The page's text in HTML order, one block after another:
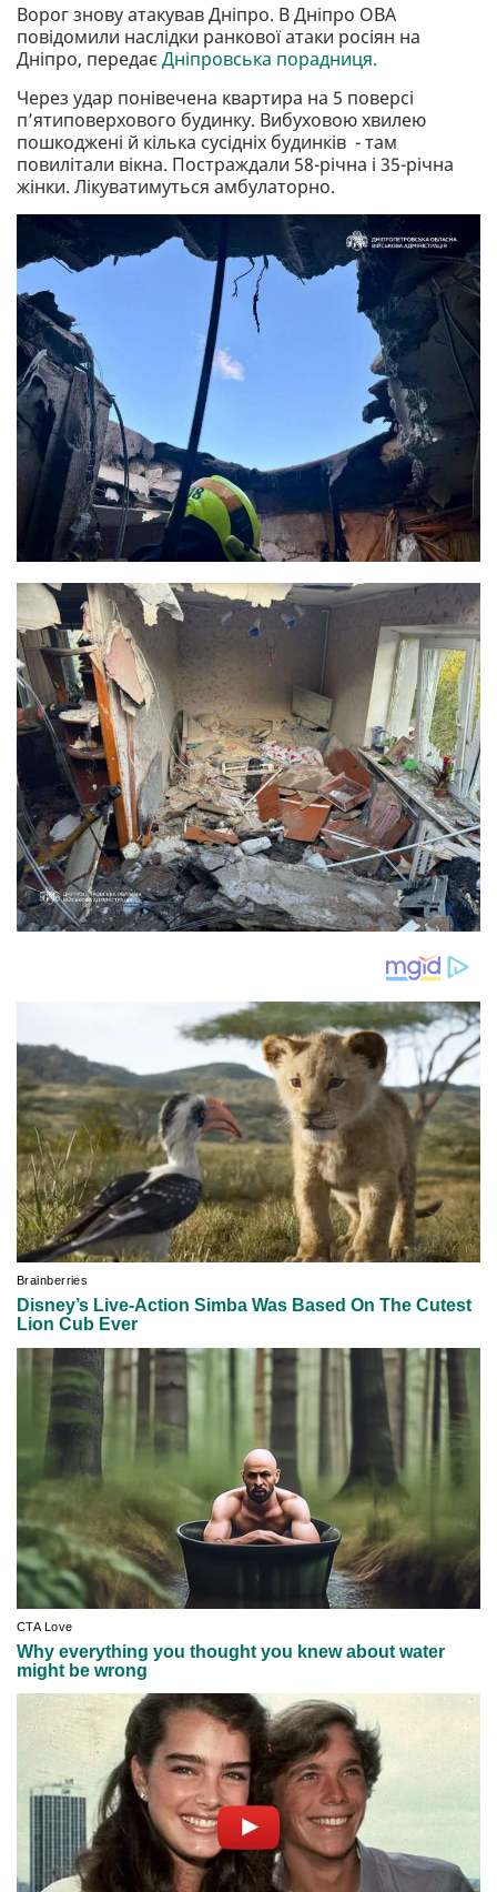
Ворог знову атакував Дніпро. В Дніпро ОВА
повідомили наслідки ранкової атаки росіян на
Дніпро, передаєДніпровська порадниця.
Через удар понівечена квартира на 5 поверсі
п’ятиповерхового будинку. Вибуховою хвилею
пошкоджені й кілька сусідніх будинків - там
повилітали вікна. Постраждали 58-річна і 35-річна
жінки. Лікуватимуться амбулаторно.